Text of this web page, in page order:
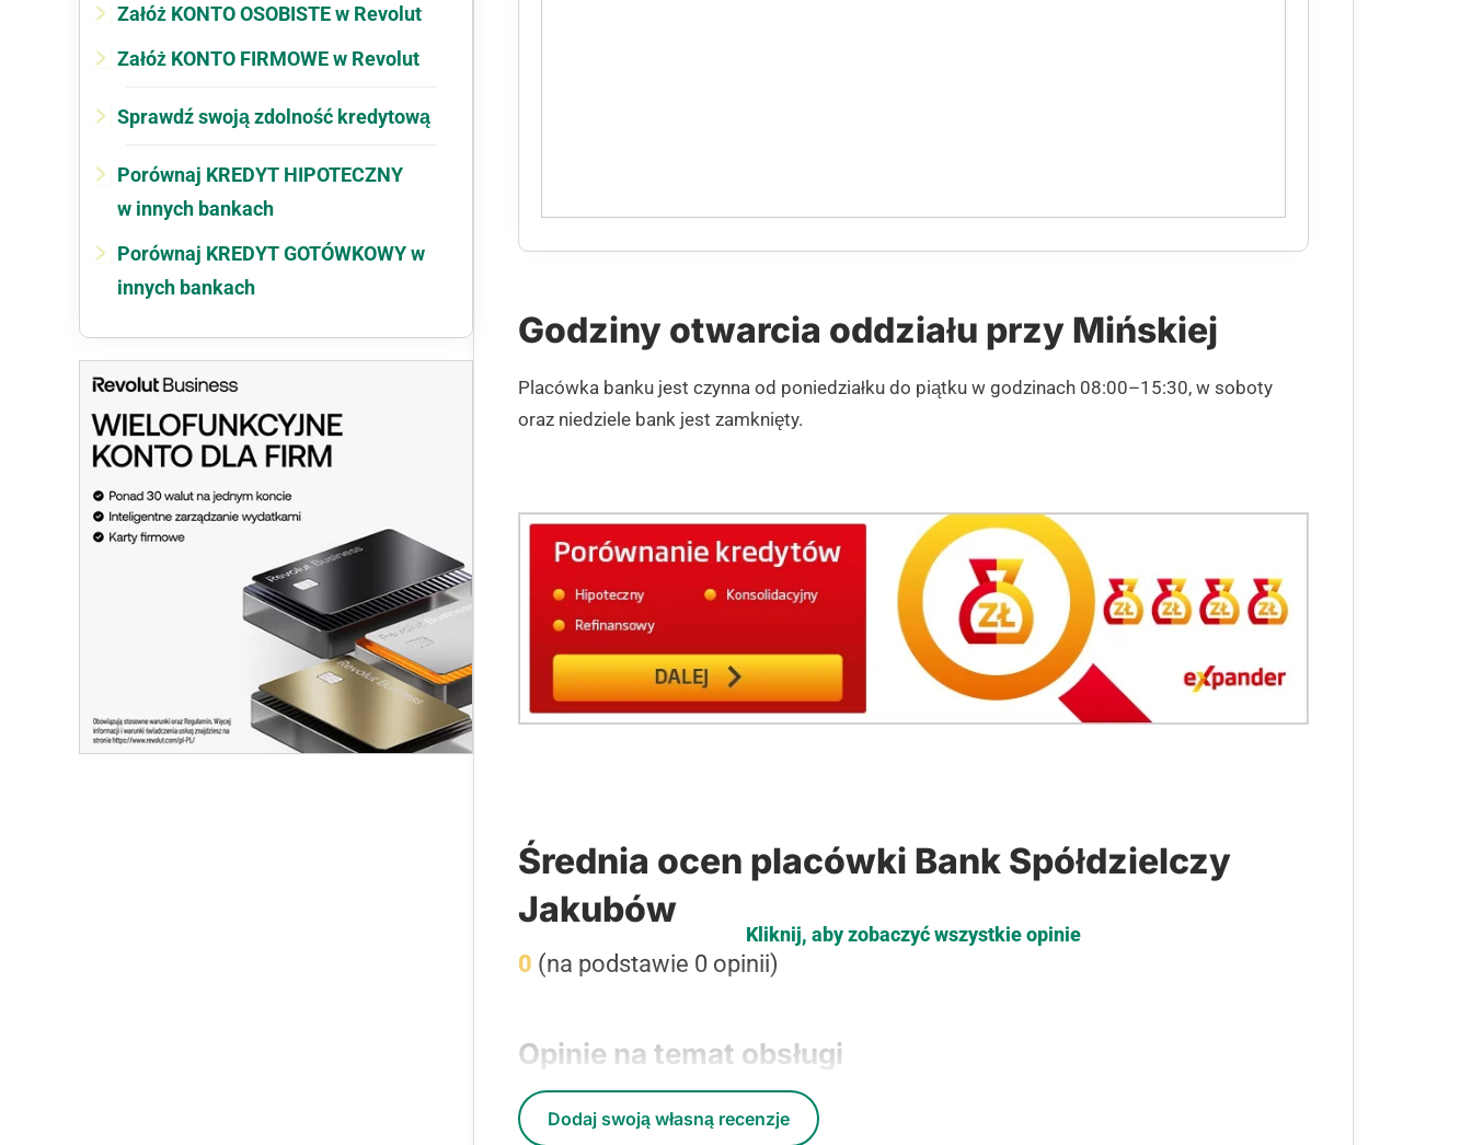
Załóż KONTO OSOBISTE w Revolut
Załóż KONTO FIRMOWE w Revolut
Sprawdź swoją zdolność kredytową
Porównaj KREDYT HIPOTECZNY
w innych bankach
Porównaj KREDYT GOTÓWKOWY w
innych bankach
Godziny otwarcia oddziału przy Mińskiej
Placówka banku jest czynna od poniedziałku do piątku w godzinach 08:00–15:30, w soboty
oraz niedziele bank jest zamknięty.
Średnia ocen placówki Bank Spółdzielczy
Jakubów
0 (na podstawie 0 opinii)
Opinie na temat obsługi
Kliknij, aby zobaczyć wszystkie opinie
Dodaj swoją własną recenzje